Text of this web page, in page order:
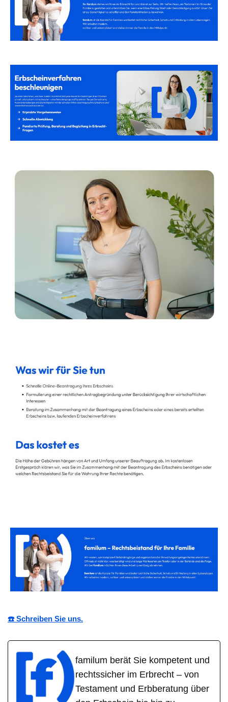
☎️ Schreiben Sie uns.
familum berät Sie kompetent und
rechtssicher im Erbrecht – von
Testament und Erbberatung über